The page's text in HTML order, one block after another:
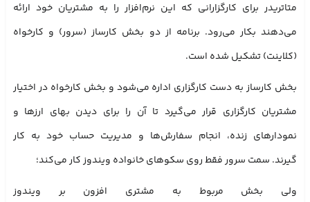
متاتریدر برای کارگزارانی که این نرم‌افزار را به مشتریان خود ارائه
می‌دهند بکار می‌رود. برنامه از دو بخش کارساز (سرور) و کارخواه
(کلاینت) تشکیل شده است.
بخش کارساز به دست کارگزاری اداره می‌شود و بخش کارخواه در اختیار
مشتریان کارگزاری قرار می‌گیرد تا آن را برای دیدن بهای ارزها و
نمودارهای زنده، انجام سفارش‌ها و مدیریت حساب خود به کار
گیرند. سمت سرور فقط روی سکوهای خانواده ویندوز کار می‌کند؛
ولی بخش مربوط به مشتری افزون بر ویندوز